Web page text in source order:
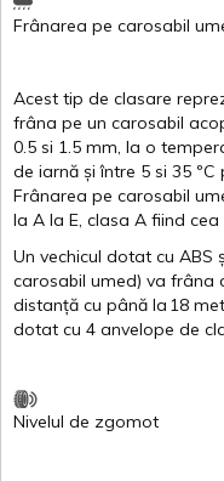
Frânarea pe carosabil
Acest tip de clasare
frâna pe un carosabil
0.5 si 1.5 mm, la o
de iarnă și între 5 si 35 ºC
Frânarea pe carosabil
la A la E, clasa A fiind cea
Un vechicul dotat cu ABS
carosabil umed) va frâna
distanță cu până la 18
dotat cu 4 anvelope de
Nivelul de zgomot